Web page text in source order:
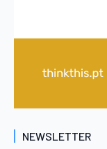
NEWSLETTER